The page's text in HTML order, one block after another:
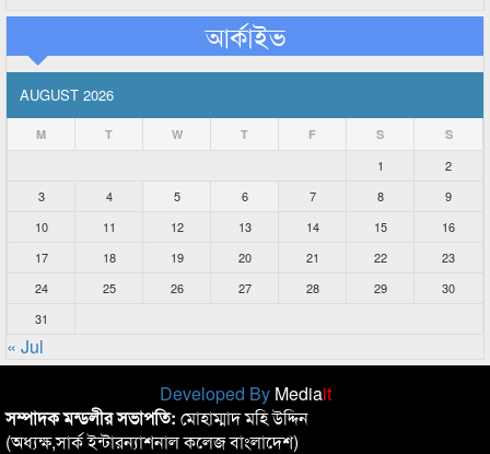
আর্কাইভ
AUGUST 2026
M T W T F S S
1
2
3
4 5 6 7 8
9
10
11 12 13 14 15
16
17
18 19 20 21 22
23
24
25 26 27 28 29
30
31
« Jul
Developed By Mediait
সম্পাদক মন্ডলীর সভাপতি: মোহাম্মাদ মহি উদ্দিন
(অধ্যক্ষ,সার্ক ইন্টারন্যাশনাল কলেজ বাংলাদেশ)